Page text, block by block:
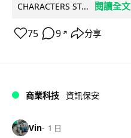
CHARACTERS ST...
閱讀全文
75 9 ↗ 分享
商業科技 資訊保安
Vin 1 日